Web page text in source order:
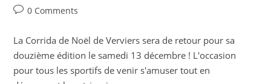
author:
Post0 Comments
La Corrida de Noël de Verviers sera de retour pour sa
douzième édition le samedi 13 décembre ! L'occasion
pour tous les sportifs de venir s'amuser tout en